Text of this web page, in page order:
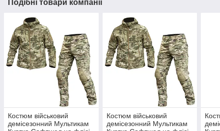
Подібні товари компанії
Костюм військовий
демісезонний Мультикам
Костюм військовий
демісезонний Мультикам